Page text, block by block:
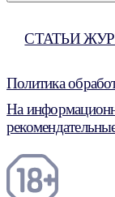
СТАТЬИ
Политика
На